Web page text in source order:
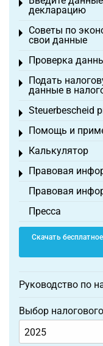
декларацию
Toggle menu
Советы по
свои данные
Toggle menu
Проверка
Toggle menu
Подать
данные в
Toggle menu
Steuerbescheid
Toggle menu
Помощь и
Toggle menu
Калькулятор
Toggle menu
Правовая
Toggle menu
Правовая
Пресса
Скачать
Руководство по
Выбор